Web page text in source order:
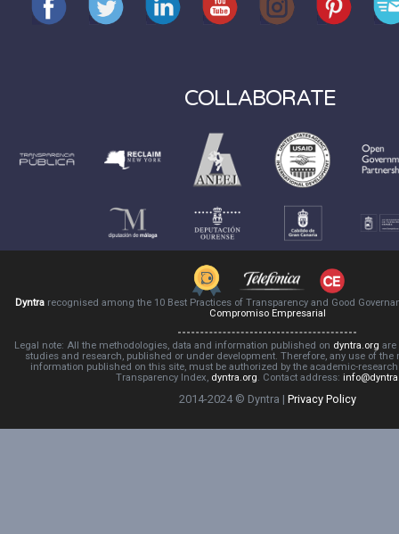
COLLABORATE
Dyntra recognised among the 10 Best Practices of Transparency and Good
Compromiso Empresarial
Legal note: All the methodologies, data and information published on dyntra.org are
studies and research, published or under development. Therefore, any use of the
information published on this site, must be authorized by the academic-
Transparency Index, dyntra.org. Contact address:
2014-2024 © Dyntra | Privacy Policy